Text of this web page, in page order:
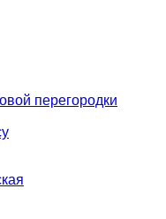
перегородки